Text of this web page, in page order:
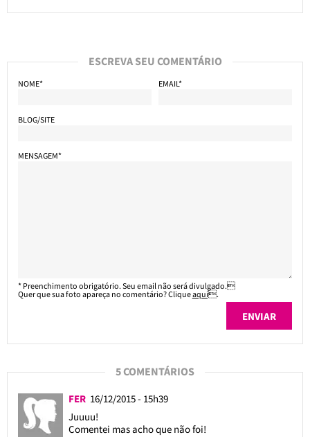
ESCREVA SEU COMENTÁRIO
NOME* EMAIL*
BLOG/SITE
MENSAGEM*
* Preenchimento obrigatório. Seu email não será divulgado.
Quer que sua foto apareça no comentário? Cliqueaqui.
5 COMENTÁRIOS
FER 16/12/2015 - 15h39
Juuuu!
Comentei mas acho que não foi!